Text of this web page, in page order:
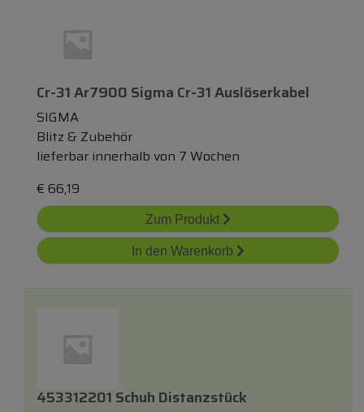
Cr-31 Ar7900 Sigma Cr-31 Auslöserkabel
SIGMA
Blitz & Zubehör
lieferbar innerhalb von 7 Wochen
€ 66,19
Zum Produkt
In den Warenkorb
453312201 Schuh Distanzstück